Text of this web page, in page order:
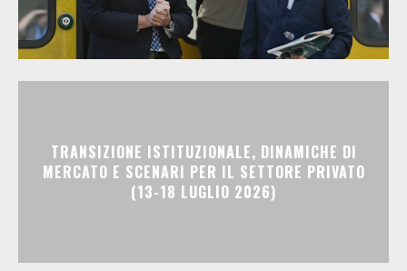
TRANSIZIONE ISTITUZIONALE, DINAMICHE DI
MERCATO E SCENARI PER IL SETTORE PRIVATO
(13-18 LUGLIO 2026)